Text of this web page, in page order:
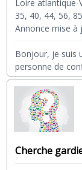
Loire
35, 40, 44, 56, 85
Annonce mise
Bonjour, je suis
personne de
Cherche